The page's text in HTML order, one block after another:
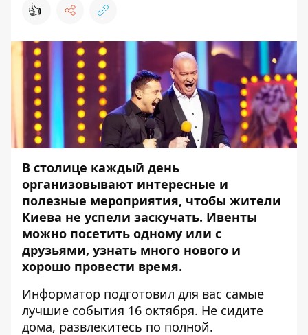
👍
В столице каждый день
организовывают интересные и
полезные мероприятия, чтобы жители
Киева не успели заскучать. Ивенты
можно посетить одному или с
друзьями, узнать много нового и
хорошо провести время.
Информатор подготовил для вас самые
лучшие события 16 октября. Не сидите
дома, развлекитесь по полной.